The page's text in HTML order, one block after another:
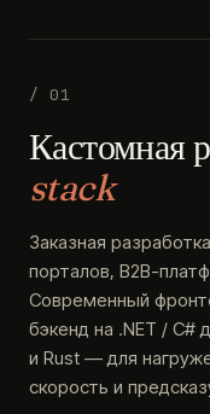
/ 01
Кастомная
stack
Заказная
порталов, B2B-
Современный
бэкенд на .NET / C#
и Rust — для
скорость и